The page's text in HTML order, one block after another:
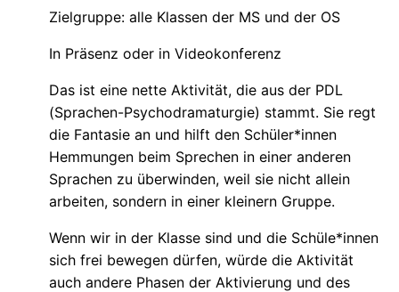
Zielgruppe: alle Klassen der MS und der OS
In Präsenz oder in Videokonferenz
Das ist eine nette Aktivität, die aus der PDL
(Sprachen-Psychodramaturgie) stammt. Sie regt
die Fantasie an und hilft den Schüler*innen
Hemmungen beim Sprechen in einer anderen
Sprachen zu überwinden, weil sie nicht allein
arbeiten, sondern in einer kleinern Gruppe.
Wenn wir in der Klasse sind und die Schüle*innen
sich frei bewegen dürfen, würde die Aktivität
auch andere Phasen der Aktivierung und des